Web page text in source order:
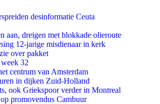
desinformatie Ceuta
aan, dreigen met blokkade olieroute
12-jarige misdienaar in kerk
over pakket
32
centrum van Amsterdam
in dijken Zuid-Holland
ook Griekspoor verder in Montreal
promovendus Cambuur